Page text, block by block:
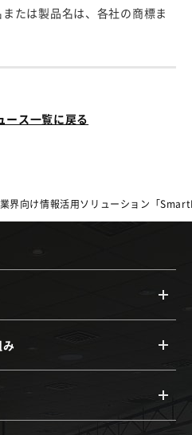
たは製品名は、各社の商標ま
ース一覧に戻る
界向け情報活用ソリューション「